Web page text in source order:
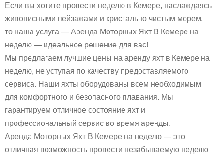
Если вы хотите провести неделю в Кемере, наслаждаясь
живописными пейзажами и кристально чистым морем,
то наша услуга — Аренда Моторных Яхт В Кемере на
неделю — идеальное решение для вас!
Мы предлагаем лучшие цены на аренду яхт в Кемере на
неделю, не уступая по качеству предоставляемого
сервиса. Наши яхты оборудованы всем необходимым
для комфортного и безопасного плавания. Мы
гарантируем отличное состояние яхт и
профессиональный сервис во время аренды.
Аренда Моторных Яхт В Кемере на неделю — это
отличная возможность провести незабываемую неделю